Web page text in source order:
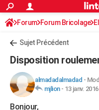
ACTUALITÉS
Politique
Société
Faits Divers
Education
Monde
Villes
+
FINANCE
Retraite
Impôts
Epargne
Immobilier
Risques naturels par ville
Banque
Assurance
Crédit
AUTO
Forum Forum Bricolage
Sujet Précédent
Disposition
almadadalmadad -
mjlion- 13 janv.
Bonjour,